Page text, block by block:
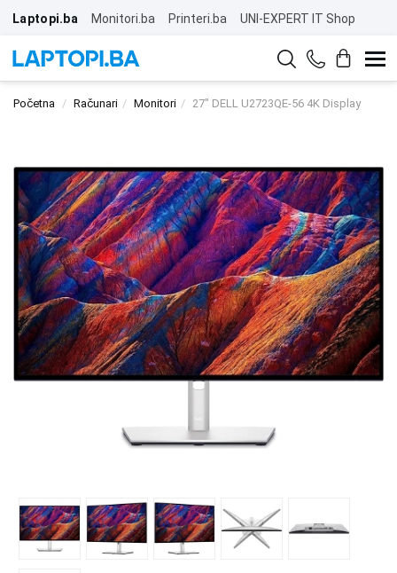
Laptopi.ba Monitori.ba Printeri.ba UNI-EXPERT IT Shop
Početna Računari Monitori 27" DELL U2723QE-56 4K Display